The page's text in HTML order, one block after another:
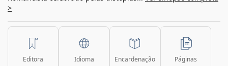
>
Editora Idioma Encardenação Páginas